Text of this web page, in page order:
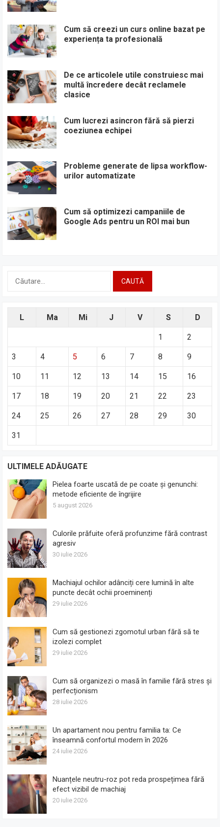
Cum să creezi un curs online bazat pe
experiența ta profesională
De ce articolele utile construiesc mai
multă încredere decât reclamele
clasice
Cum lucrezi asincron fără să pierzi
coeziunea echipei
Probleme generate de lipsa workflow-
urilor automatizate
Cum să optimizezi campaniile de
Google Ads pentru un ROI mai bun
L Ma Mi J V S D
1 2
3 4 5 6 7 8 9
10 11 12 13 14 15 16
17 18 19 20 21 22 23
24 25 26 27 28 29 30
31
ULTIMELE ADĂUGATE
Pielea foarte uscată de pe coate și genunchi:
metode eficiente de îngrijire
5 august 2026
Culorile prăfuite oferă profunzime fără contrast
agresiv
30 iulie 2026
Machiajul ochilor adânciți cere lumină în alte
puncte decât ochii proeminenți
29 iulie 2026
Cum să gestionezi zgomotul urban fără să te
izolezi complet
29 iulie 2026
Cum să organizezi o masă în familie fără stres și
perfecționism
28 iulie 2026
Un apartament nou pentru familia ta: Ce
înseamnă confortul modern în 2026
24 iulie 2026
Nuanțele neutru-roz pot reda prospețimea fără
efect vizibil de machiaj
20 iulie 2026